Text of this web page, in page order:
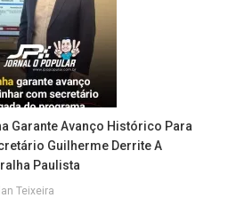
Garante Avanço Histórico Para
Guilherme Derrite A
Paulista
Teixeira